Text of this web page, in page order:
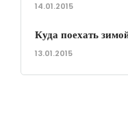
14.01.2015
Куда поехать
13.01.2015